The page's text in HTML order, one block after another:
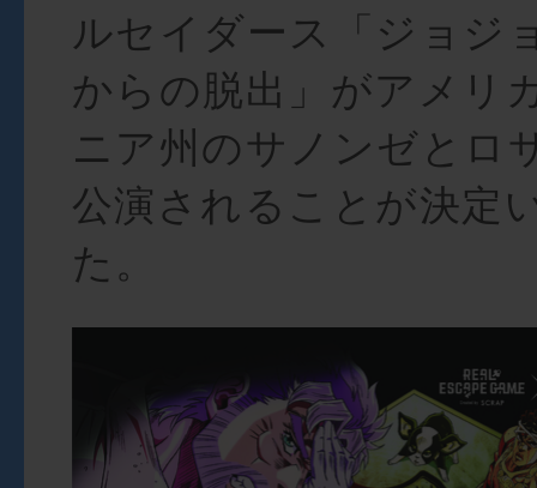
ルセイダース「ジョジ
からの脱出」がアメリ
ニア州のサノンゼとロ
公演されることが決定
た。